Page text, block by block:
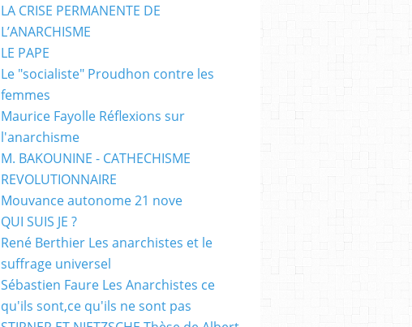
LA CRISE PERMANENTE DE
L’ANARCHISME
LE PAPE
Le "socialiste" Proudhon contre les
femmes
Maurice Fayolle Réflexions sur
l'anarchisme
M. BAKOUNINE - CATHECHISME
REVOLUTIONNAIRE
Mouvance autonome 21 nove
QUI SUIS JE ?
René Berthier Les anarchistes et le
suffrage universel
Sébastien Faure Les Anarchistes ce
qu'ils sont,ce qu'ils ne sont pas